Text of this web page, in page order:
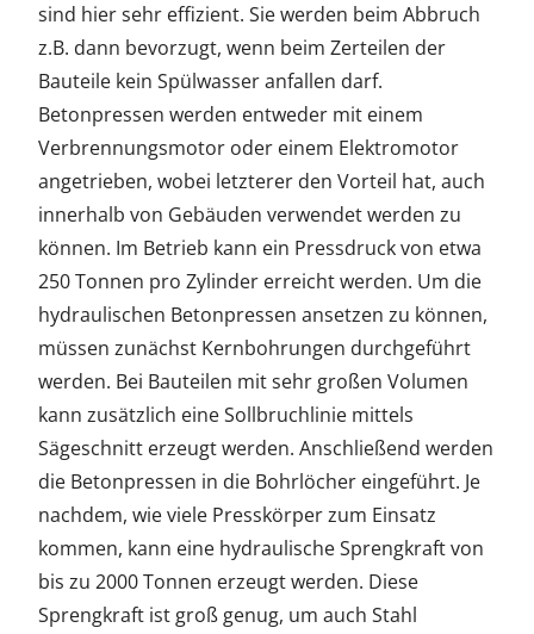
sind hier sehr effizient. Sie werden beim Abbruch
z.B. dann bevorzugt, wenn beim Zerteilen der
Bauteile kein Spülwasser anfallen darf.
Betonpressen werden entweder mit einem
Verbrennungsmotor oder einem Elektromotor
angetrieben, wobei letzterer den Vorteil hat, auch
innerhalb von Gebäuden verwendet werden zu
können. Im Betrieb kann ein Pressdruck von etwa
250 Tonnen pro Zylinder erreicht werden. Um die
hydraulischen Betonpressen ansetzen zu können,
müssen zunächst Kernbohrungen durchgeführt
werden. Bei Bauteilen mit sehr großen Volumen
kann zusätzlich eine Sollbruchlinie mittels
Sägeschnitt erzeugt werden. Anschließend werden
die Betonpressen in die Bohrlöcher eingeführt. Je
nachdem, wie viele Presskörper zum Einsatz
kommen, kann eine hydraulische Sprengkraft von
bis zu 2000 Tonnen erzeugt werden. Diese
Sprengkraft ist groß genug, um auch Stahl